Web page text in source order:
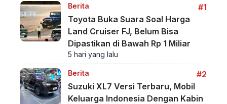
Berita
#1
Toyota Buka Suara Soal Harga
Land Cruiser FJ, Belum Bisa
Dipastikan di Bawah Rp 1 Miliar
5 hari yang lalu
Berita
#2
Suzuki XL7 Versi Terbaru, Mobil
Keluarga Indonesia Dengan Kabin